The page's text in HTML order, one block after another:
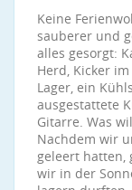
Keine
sauberer und
alles gesorgt:
Herd, Kicker
Lager, ein
ausgestattete
Gitarre. Was
Nachdem wir
geleert hatten,
wir in der